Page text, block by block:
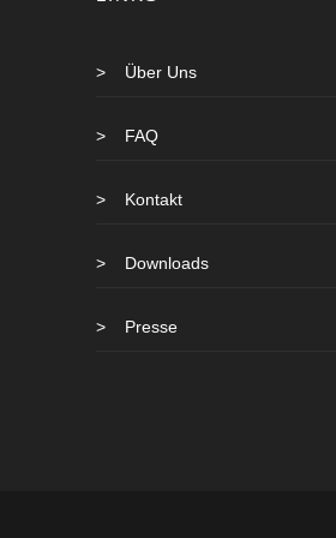
> Über Uns
> FAQ
> Kontakt
> Downloads
> Presse